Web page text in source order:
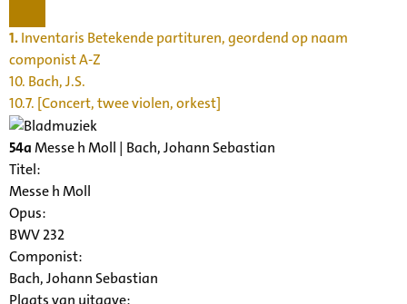
1.Inventaris Betekende partituren, geordend op naam
componist A-Z
10. Bach, J.S.
10.7. [Concert, twee violen, orkest]
54aMesse h Moll | Bach, Johann Sebastian
Titel:
Messe h Moll
Opus:
BWV 232
Componist:
Bach, Johann Sebastian
Plaats van uitgave: